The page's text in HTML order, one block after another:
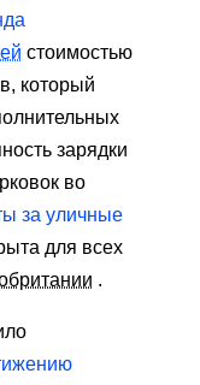
стоимостью
который
зарядки
во
за уличные
для всех
.